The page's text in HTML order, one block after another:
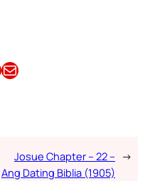
Email this Article
Josue Chapter – 22 –
Ang Dating Biblia (1905)
→